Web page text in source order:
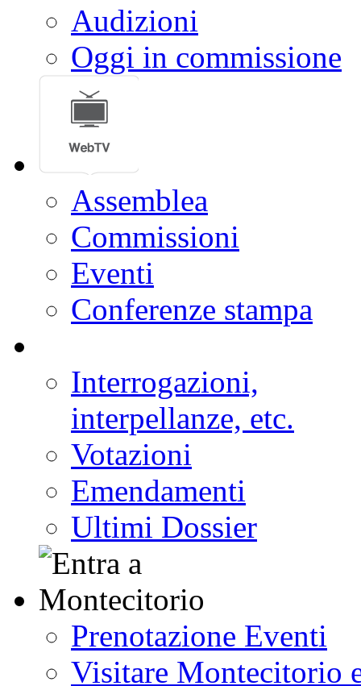
Calendario settimanale
Resoconti
Audizioni
Oggi in commissione
Assemblea
Commissioni
Conferenze stampa
Interrogazioni,
interpellanze, etc.
Votazioni
Emendamenti
Ultimi Dossier